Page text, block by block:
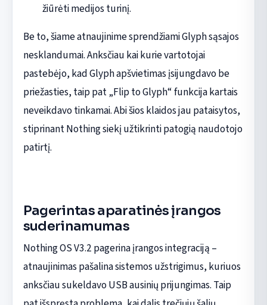
žiūrėti medijos turinį.
Be to, šiame atnaujinime sprendžiami Glyph sąsajos
nesklandumai. Anksčiau kai kurie vartotojai
pastebėjo, kad Glyph apšvietimas įsijungdavo be
priežasties, taip pat „Flip to Glyph“ funkcija kartais
neveikdavo tinkamai. Abi šios klaidos jau pataisytos,
stiprinant Nothing siekį užtikrinti patogią naudotojo
patirtį.
Pagerintas aparatinės įrangos
suderinamumas
Nothing OS V3.2 pagerina įrangos integraciją –
atnaujinimas pašalina sistemos užstrigimus, kuriuos
anksčiau sukeldavo USB ausinių prijungimas. Taip